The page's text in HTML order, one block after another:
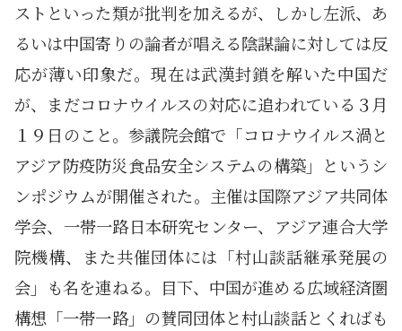
ストといった類が批判を加えるが、しかし左派、あ
るいは中国寄りの論者が唱える陰謀論に対しては反
応が薄い印象だ。現在は武漢封鎖を解いた中国だ
が、まだコロナウイルスの対応に追われている３月
１９日のこと。参議院会館で「コロナウイルス渦と
アジア防疫防災食品安全システムの構築」というシ
ンポジウムが開催された。主催は国際アジア共同体
学会、一帯一路日本研究センター、アジア連合大学
院機構、また共催団体には「村山談話継承発展の
会」も名を連ねる。目下、中国が進める広域経済圏
構想「一帯一路」の賛同団体と村山談話とくればも